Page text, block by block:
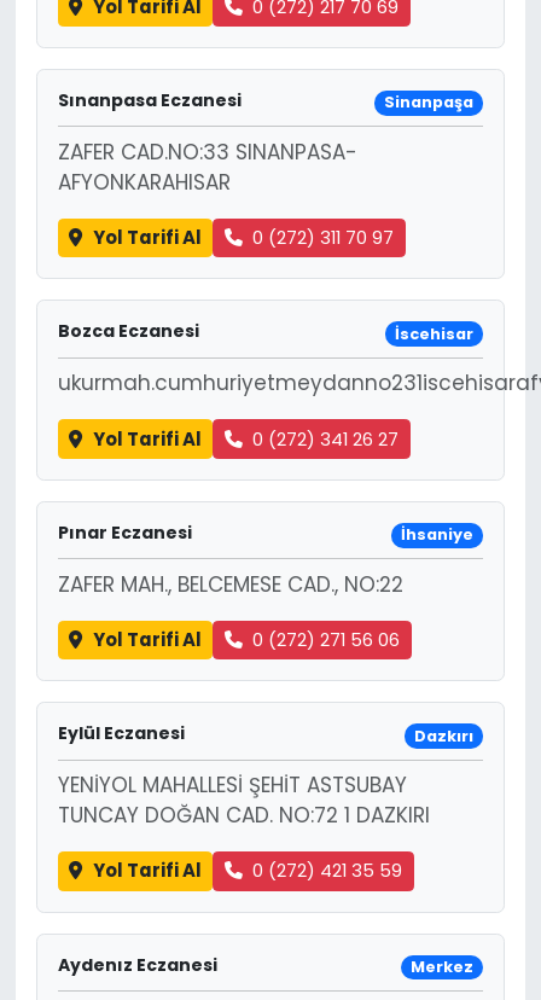
Yol Tarifi Al 0 (272) 217 70 69
Sınanpasa Eczanesi Sinanpaşa
ZAFER CAD.NO:33 SINANPASA-
AFYONKARAHISAR
Yol Tarifi Al 0 (272) 311 70 97
Bozca Eczanesi İscehisar
Yol Tarifi Al 0 (272) 341 26 27
Pınar Eczanesi İhsaniye
ZAFER MAH., BELCEMESE CAD., NO:22
Yol Tarifi Al 0 (272) 271 56 06
Eylül Eczanesi Dazkırı
YENİYOL MAHALLESİ ŞEHİT ASTSUBAY
TUNCAY DOĞAN CAD. NO:72 1 DAZKIRI
Yol Tarifi Al 0 (272) 421 35 59
Aydenız Eczanesi Merkez